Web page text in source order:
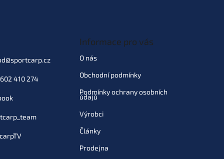
@sportcarp.cz
410 274
Informace pro vás
O nás
Obchodní podmínky
Podmínky ochrany osobních
údajů
Výrobci
Články
Prodejna